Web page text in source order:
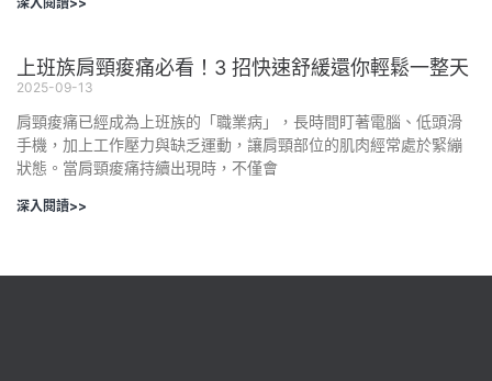
上班族肩頸痠痛必看！3 招快速舒緩還你輕鬆一整天
2025-09-13
肩頸痠痛已經成為上班族的「職業病」，長時間盯著電腦、低頭滑
手機，加上工作壓力與缺乏運動，讓肩頸部位的肌肉經常處於緊繃
狀態。當肩頸痠痛持續出現時，不僅會
深入閱讀>>